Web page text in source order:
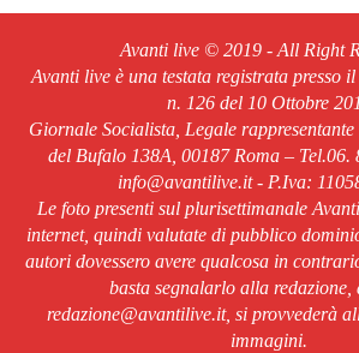
Avanti live © 2019 - All Right
Avanti live è una testata registrata presso
n. 126 del 10 Ottobre
Giornale Socialista, Legale
del Bufalo 138A, 00187 Roma – Tel.06.
info@avantilive.it - P.Iva:
Le foto presenti sul plurisettimanale
internet, quindi valutate di pubblico
autori dovessero avere qualcosa in
basta segnalarlo alla
redazione@avantilive.it, si provvederà
immagini.